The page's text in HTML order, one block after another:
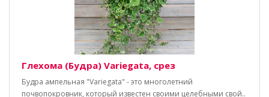
Глехома (Будра) Variegata, срез
Будра ампельная "Variegata" - это многолетний
почвопокровник, который известен своими целебными свой..